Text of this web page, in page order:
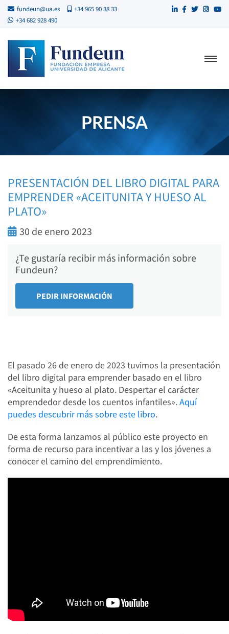
fundeun@ua.es
+34 965 90 38 33
+34 682 928 490
PRENSA
PRESENTACIÓN DEL LIBRO DIGITAL PARA
EMPRENDER «ACEITUNITA Y HUESO AL
PLATO»
30 de enero 2023
¿Te gustaría recibir más información sobre
Fundeun?
El pasado 26 de enero de 2023 tuvimos la presentación
del libro digital para emprender basado en el libro
«Aceitunita y hueso al plato. Despertar el carácter
emprendedor desde los cuentos infantiles».Aquí
puedes descubrir más sobre este libro.
De esta forma lanzamos al público este proyecto en
forma de recurso para incentivar a las y los jóvenes a
conocer el camino del emprendimiento.